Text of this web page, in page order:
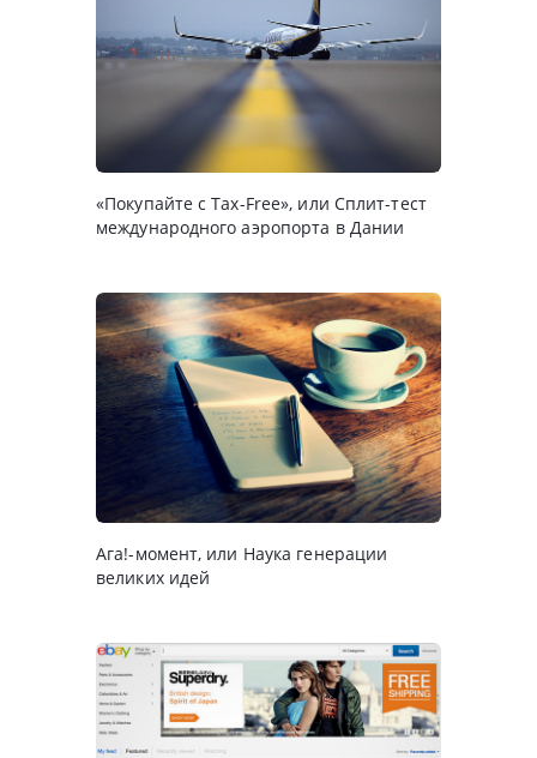
«Покупайте с Tax-Free», или Сплит-тест
международного аэропорта в Дании
Ага!-момент, или Наука генерации
великих идей